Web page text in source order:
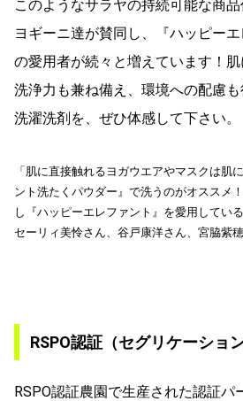
このようなサラヤの持続可能な商
ヨギーニ達が賛同し、『ハッピー
の愛用者が続々と増えています！
洗浄力も兼ね備え、環境への配慮
洗濯洗剤を、ぜひ体感して下さい。
「肌に直接触れるヨガウエアやマスクは肌
ント洗たくパウダー』で洗うのがオススメ
し『ハッピーエレファント』を愛用してい
セーリィ美怜さん、谷戸康洋さん、宮脇紫
RSPO認証（セグリケーション
RSPO認証農園で生産された認証パ